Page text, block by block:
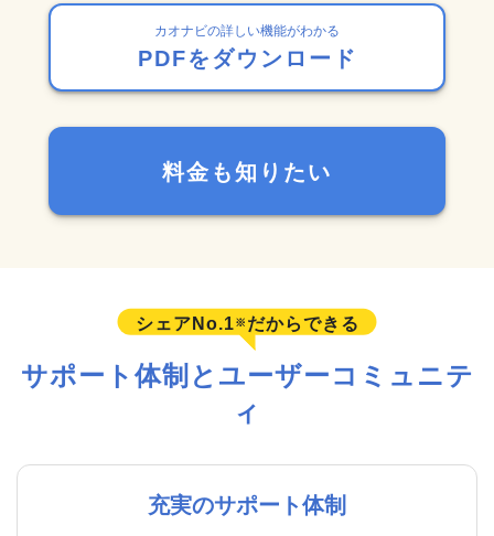
カオナビの詳しい機能がわかる
PDFをダウンロード
料金も知りたい
シェアNo.1※ だからできる
サポート体制とユーザーコミュニテ
ィ
充実のサポート体制